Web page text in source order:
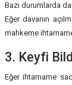
Bazı durumlarda
Eğer davanın
mahkeme
3. Keyfi
Eğer ihtarname